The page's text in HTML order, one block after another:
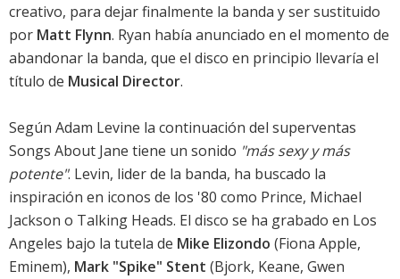
creativo, para dejar finalmente la banda y ser sustituido
por Matt Flynn. Ryan había anunciado en el momento de
abandonar la banda, que el disco en principio llevaría el
título de Musical Director.
Según Adam Levine la continuación del superventas
Songs About Jane tiene un sonido "más sexy y más
potente". Levin, lider de la banda, ha buscado la
inspiración en iconos de los '80 como Prince, Michael
Jackson o Talking Heads. El disco se ha grabado en Los
Angeles bajo la tutela de Mike Elizondo (Fiona Apple,
Eminem), Mark "Spike" Stent (Bjork, Keane, Gwen